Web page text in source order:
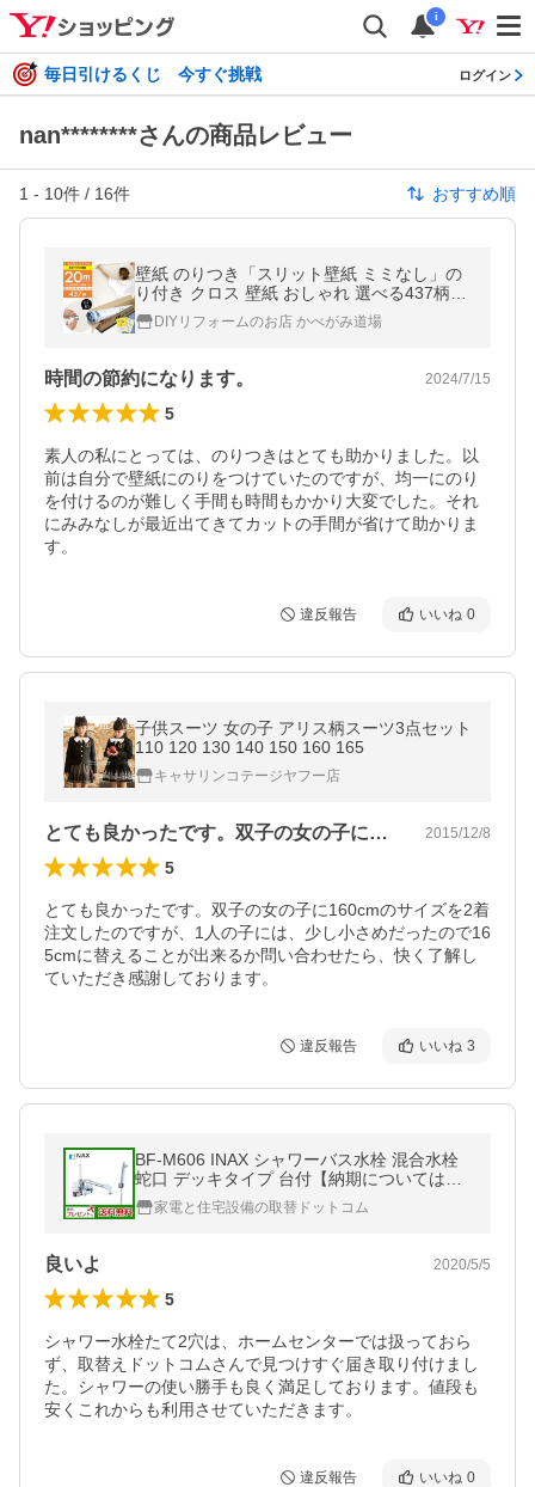
i
毎日引けるくじ 今すぐ挑戦 ログイン
nan********さんの商品レビュー
1 - 10件 / 16件 おすすめ順
壁紙 のりつき「スリット壁紙 ミミなし」の
り付き クロス 壁紙 おしゃれ 選べる437柄
「生のり付き壁紙だけ20 ｍパック」+マニュ
アル 初心者 クロス貼り替え
DIYリフォームのお店 かべがみ道場
時間の節約になります。 2024/7/15
5
素人の私にとっては、のりつきはとても助かりました。以
前は自分で壁紙にのりをつけていたのですが、均一にのり
を付けるのが難しく手間も時間もかかり大変でした。それ
にみみなしが最近出てきてカットの手間が省けて助かりま
す。
違反報告 いいね 0
子供スーツ 女の子 アリス柄スーツ3点セット
110 120 130 140 150 160 165
キャサリンコテージヤフー店
とても良かったです。双子の女の子に16… 2015/12/8
5
とても良かったです。双子の女の子に160cmのサイズを2着
注文したのですが、1人の子には、少し小さめだったので16
5cmに替えることが出来るか問い合わせたら、快く了解し
ていただき感謝しております。
違反報告 いいね 3
BF-M606 INAX シャワーバス水栓 混合水栓
蛇口 デッキタイプ 台付【納期については下
記 納期・配送をご確認ください】
家電と住宅設備の取替ドットコム
良いよ 2020/5/5
5
シャワー水栓たて2穴は、ホームセンターでは扱っておら
ず、取替えドットコムさんで見つけすぐ届き取り付けまし
た。シャワーの使い勝手も良く満足しております。値段も
安くこれからも利用させていただきます。
違反報告 いいね 0